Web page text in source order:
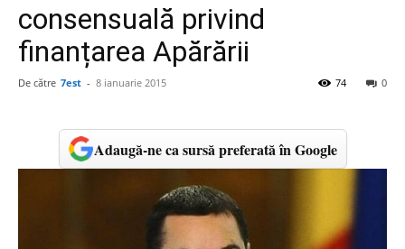
consensuală privind
finanțarea Apărării
De către 7est - 8 ianuarie 2015 0
74
Adaugă-ne ca sursă preferată în Google